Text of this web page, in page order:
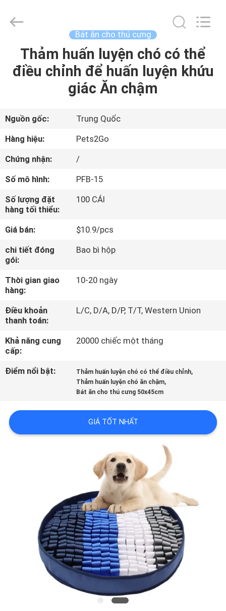
TRANG
CHỦ
SẢN
PHẨM
CHÚNG
TÔI
THAM
QUAN
MÁY
LIÊN
HỆ
CHÚNG
TÔI
CẦU
BÁO
TRANG
2026
Ningbo
Reserved.
Bát ăn cho thú cưng
Thảm huấn luyện chó có thể
điều chỉnh để huấn luyện khứu
giác Ăn chậm
Nguồn gốc:
Trung Quốc
Hàng hiệu:
Pets2Go
Chứng nhận:
/
Số mô hình:
PFB-15
Số lượng đặt
hàng tối thiểu:
100 CÁI
Giá bán:
$10.9/pcs
chi tiết đóng
gói:
Bao bì hộp
Thời gian giao
hàng:
10-20 ngày
Điều khoản
thanh toán:
L/C, D/A, D/P, T/T, Western Union
Khả năng cung
cấp:
20000 chiếc một tháng
Điểm nổi bật: Thảm huấn luyện chó có thể điều chỉnh,
Thảm huấn luyện chó ăn chậm,
Bát ăn cho thú cưng 50x45cm
GIÁ TỐT NHẤT